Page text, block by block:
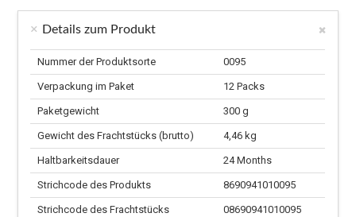
Details zum Produkt
Nummer der Produktsorte 0095
Verpackung im Paket 12 Packs
Paketgewicht 300 g
Gewicht des Frachtstücks (brutto) 4,46 kg
Haltbarkeitsdauer 24 Months
Strichcode des Produkts 8690941010095
Strichcode des Frachtstücks 08690941010095